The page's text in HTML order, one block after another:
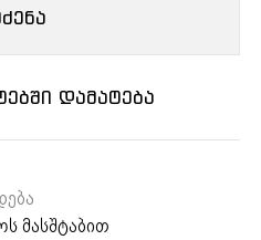
დამატება
მასშტაბით